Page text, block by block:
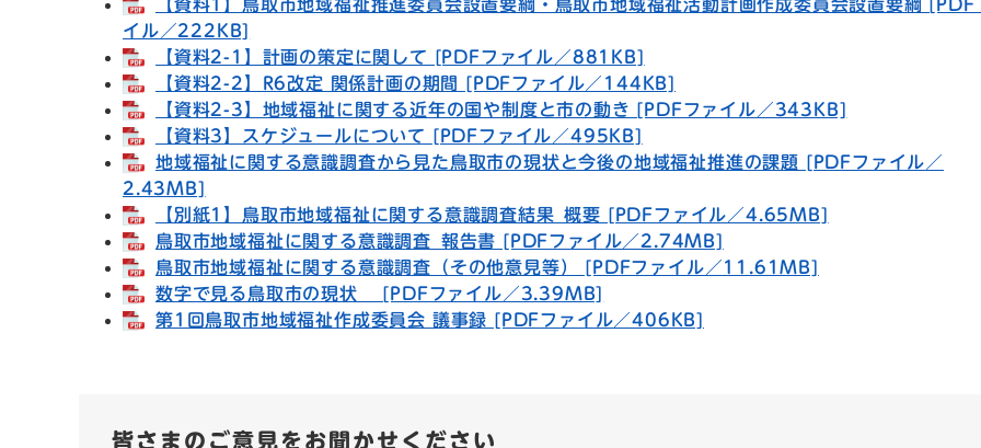
【資料1】鳥取市地域福祉推進委員会設置要綱・鳥取市地域福祉活動計画作成委員会設置要綱 [PDF
イル／222KB]
【資料2-1】計画の策定に関して [PDFファイル／881KB]
【資料2-2】R6改定 関係計画の期間 [PDFファイル／144KB]
【資料2-3】地域福祉に関する近年の国や制度と市の動き [PDFファイル／343KB]
【資料3】スケジュールについて [PDFファイル／495KB]
地域福祉に関する意識調査から見た鳥取市の現状と今後の地域福祉推進の課題 [PDFファイル／
2.43MB]
【別紙1】鳥取市地域福祉に関する意識調査結果_概要 [PDFファイル／4.65MB]
鳥取市地域福祉に関する意識調査_報告書 [PDFファイル／2.74MB]
鳥取市地域福祉に関する意識調査（その他意見等） [PDFファイル／11.61MB]
数字で見る鳥取市の現状 [PDFファイル／3.39MB]
第1回鳥取市地域福祉作成委員会 議事録 [PDFファイル／406KB]
皆さまのご意見をお聞かせください